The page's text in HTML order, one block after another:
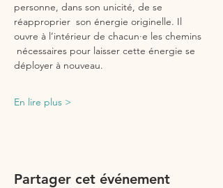
personne, dans son unicité, de se
réapproprier  son énergie originelle. Il
ouvre à l’intérieur de chacun·e les chemins
nécessaires pour laisser cette énergie se
déployer à nouveau.
En lire plus >
Partager cet événement